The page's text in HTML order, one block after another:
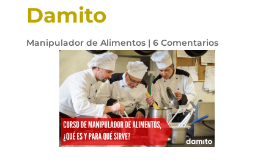
Damito
Manipulador de Alimentos| 6 Comentarios